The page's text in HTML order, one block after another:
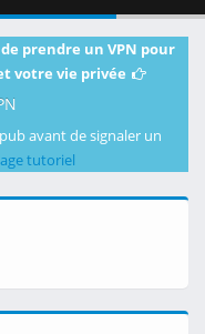
prendre un VPN pour
votre vie privée
avant de signaler un
tutoriel